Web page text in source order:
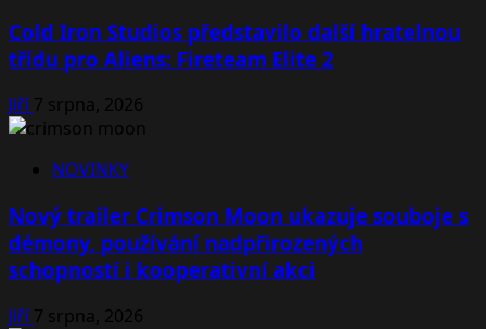
Cold Iron Studios představilo další hratelnou
třídu pro Aliens: Fireteam Elite 2
Jiří7 srpna, 2026
NOVINKY
Nový trailer Crimson Moon ukazuje souboje s
démony, používání nadpřirozených
schopností i kooperativní akci
Jiří7 srpna, 2026